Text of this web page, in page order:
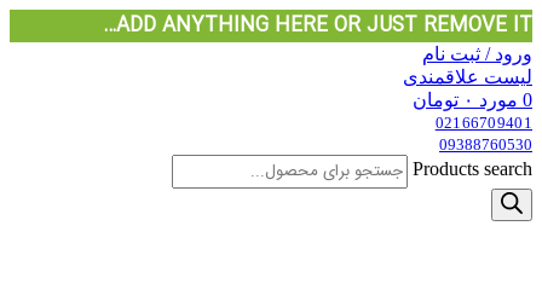
ADD ANYTHING HERE OR JUST REMOVE IT…
ورود / ثبت نام
لیست علاقمندی
0 مورد ۰ تومان
02166709401
09388760530
Products search